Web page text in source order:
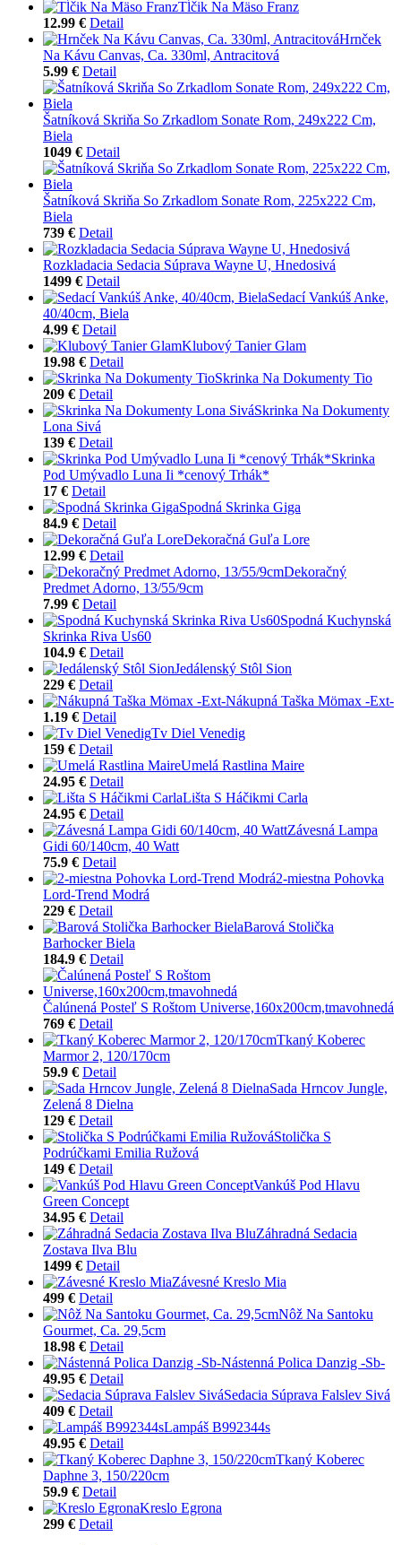
Tĺčik Na Mäso Franz
12.99 € Detail
Hrnček
Na Kávu Canvas, Ca. 330ml, Antracitová
5.99 € Detail
Šatníková Skriňa So Zrkadlom Sonate Rom, 249x222 Cm,
Biela
1049 € Detail
Šatníková Skriňa So Zrkadlom Sonate Rom, 225x222 Cm,
Biela
739 € Detail
Rozkladacia Sedacia Súprava Wayne U, Hnedosivá
1499 € Detail
Sedací Vankúš Anke,
40/40cm, Biela
4.99 € Detail
Klubový Tanier Glam
19.98 € Detail
Skrinka Na Dokumenty Tio
209 € Detail
Skrinka Na Dokumenty
Lona Sivá
139 € Detail
Skrinka
Pod Umývadlo Luna Ii *cenový Trhák*
17 € Detail
Spodná Skrinka Giga
84.9 € Detail
Dekoračná Guľa Lore
12.99 € Detail
Dekoračný
Predmet Adorno, 13/55/9cm
7.99 € Detail
Spodná Kuchynská
Skrinka Riva Us60
104.9 € Detail
Jedálenský Stôl Sion
229 € Detail
Nákupná Taška Mömax -Ext-
1.19 € Detail
Tv Diel Venedig
159 € Detail
Umelá Rastlina Maire
24.95 € Detail
Lišta S Háčikmi Carla
24.95 € Detail
Závesná Lampa
Gidi 60/140cm, 40 Watt
75.9 € Detail
2-miestna Pohovka
Lord-Trend Modrá
229 € Detail
Barová Stolička
Barhocker Biela
184.9 € Detail
Čalúnená Posteľ S Roštom Universe,160x200cm,tmavohnedá
769 € Detail
Tkaný Koberec
Marmor 2, 120/170cm
59.9 € Detail
Sada Hrncov Jungle,
Zelená 8 Dielna
129 € Detail
Stolička S
Podrúčkami Emilia Ružová
149 € Detail
Vankúš Pod Hlavu
Green Concept
34.95 € Detail
Záhradná Sedacia
Zostava Ilva Blu
1499 € Detail
Závesné Kreslo Mia
499 € Detail
Nôž Na Santoku
Gourmet, Ca. 29,5cm
18.98 € Detail
Nástenná Polica Danzig -Sb-
49.95 € Detail
Sedacia Súprava Falslev Sivá
409 € Detail
Lampáš B992344s
49.95 € Detail
Tkaný Koberec
Daphne 3, 150/220cm
59.9 € Detail
Kreslo Egrona
299 € Detail